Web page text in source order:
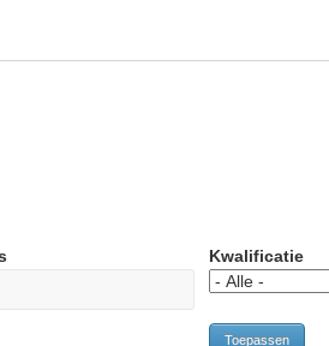
Kwalificatie